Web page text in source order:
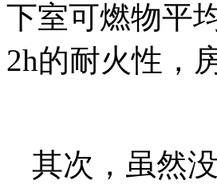
下室可燃物平
2h的耐火性，
其次，虽然